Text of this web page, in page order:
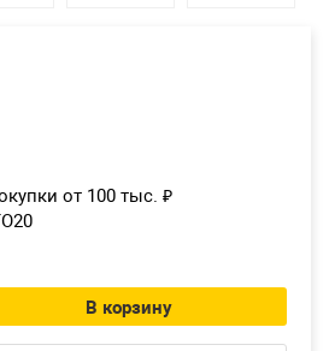
от 100 тыс. ₽
В корзину